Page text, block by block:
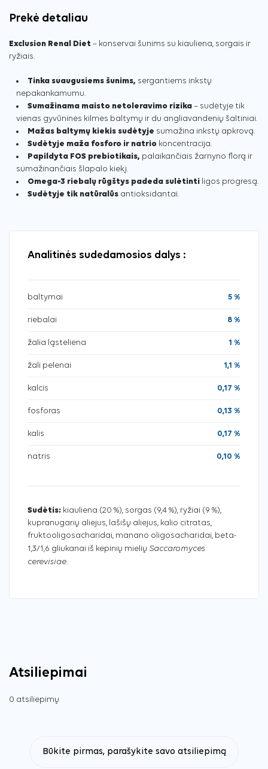
Prekė detaliau
Exclusion Renal Diet – konservai šunims su kiauliena, sorgais ir
ryžiais.
Tinka suaugusiems šunims, sergantiems inkstų
nepakankamumu.
Sumažinama maisto netoleravimo rizika – sudėtyje tik
vienas gyvūninės kilmės baltymų ir du angliavandenių šaltiniai.
Mažas baltymų kiekis sudėtyje sumažina inkstų apkrovą.
Sudėtyje maža fosforo ir natrio koncentracija.
Papildyta FOS prebiotikais, palaikančiais žarnyno florą ir
sumažinančiais šlapalo kiekį.
Omega-3 riebalų rūgštys padeda sulėtinti ligos progresą.
Sudėtyje tik natūralūs antioksidantai.
Analitinės sudedamosios dalys :
baltymai 5 %
riebalai 8 %
žalia ląsteliena 1 %
žali pelenai 1,1 %
kalcis 0,17 %
fosforas 0,13 %
kalis 0,17 %
natris 0,10 %
Sudėtis: kiauliena (20 %), sorgas (9,4 %), ryžiai (9 %),
kupranugarių aliejus, lašišų aliejus, kalio citratas,
fruktooligosacharidai, manano oligosacharidai, beta-
1,3/1,6 gliukanai iš kepinių mielių Saccaromyces
cerevisiae.
Atsiliepimai
0 atsiliepimų
Būkite pirmas, parašykite savo atsiliepimą